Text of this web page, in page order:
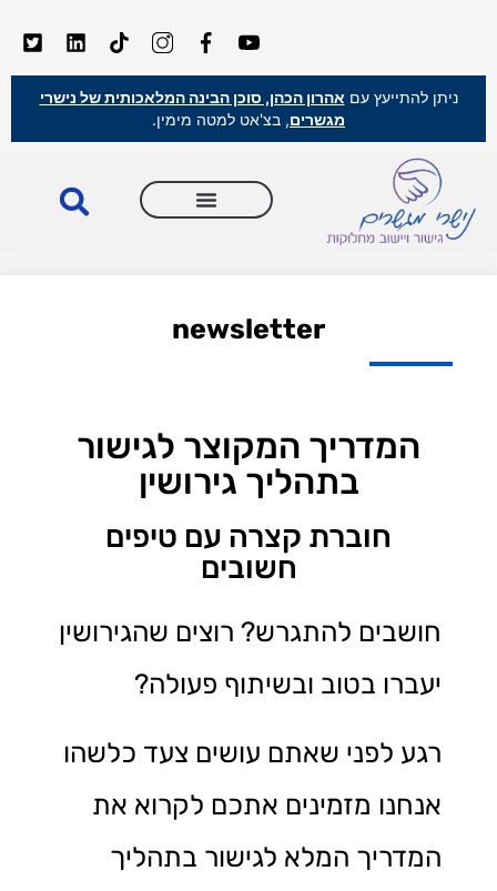
ניתן להתייעץ עם אהרון הכהן, סוכן הבינה המלאכותית של נישרי
מגשרים, בצ'אט למטה מימין.
newsletter
המדריך המקוצר לגישור
בתהליך גירושין
חוברת קצרה עם טיפים
חשובים
חושבים להתגרש? רוצים שהגירושין
יעברו בטוב ובשיתוף פעולה?
רגע לפני שאתם עושים צעד כלשהו
אנחנו מזמינים אתכם לקרוא את
המדריך המלא לגישור בתהליך